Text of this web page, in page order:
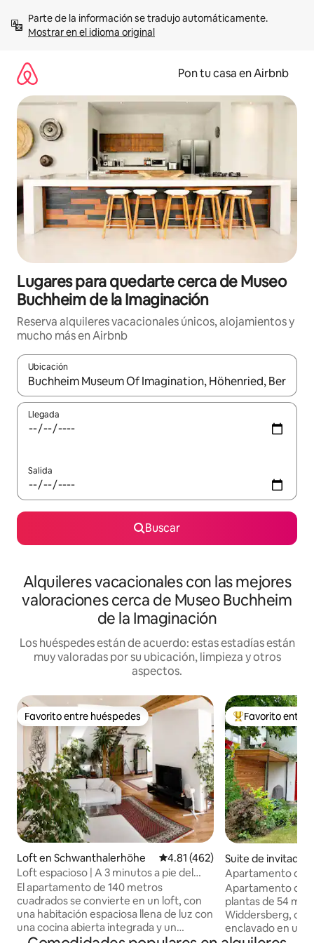
contenidoMostrar en el idioma original
Pon tu casa en Airbnb
Lugares para quedarte cerca de Museo
Buchheim de la Imaginación
Reserva alquileres vacacionales únicos, alojamientos y
mucho más en Airbnb
Ubicación
Cuando los resultados estén disponibles, navega con las
Llegada
Salida
Buscar
Alquileres vacacionales con las mejores
valoraciones cerca de Museo Buchheim
de la Imaginación
Los huéspedes están de acuerdo: estas estadías están
muy valoradas por su ubicación, limpieza y otros
aspectos.
Favorito entre huéspedes
Favorito entre huéspedes
Loft en Schwanthalerhöhe Calificación promedio: 4.81 de
4.81 (462)
Loft espacioso | A 3 minutos a pie del
Oktoberfest
El apartamento de 140 metros
cuadrados se convierte en un loft, con
una habitación espaciosa llena de luz con
una cocina abierta integrada y un
Favorito entre
Favorito entre
Suite de invitados
hing am
Apartamento de
región de los
Apartamento de
plantas de 54
Widdersberg,
enclavado en